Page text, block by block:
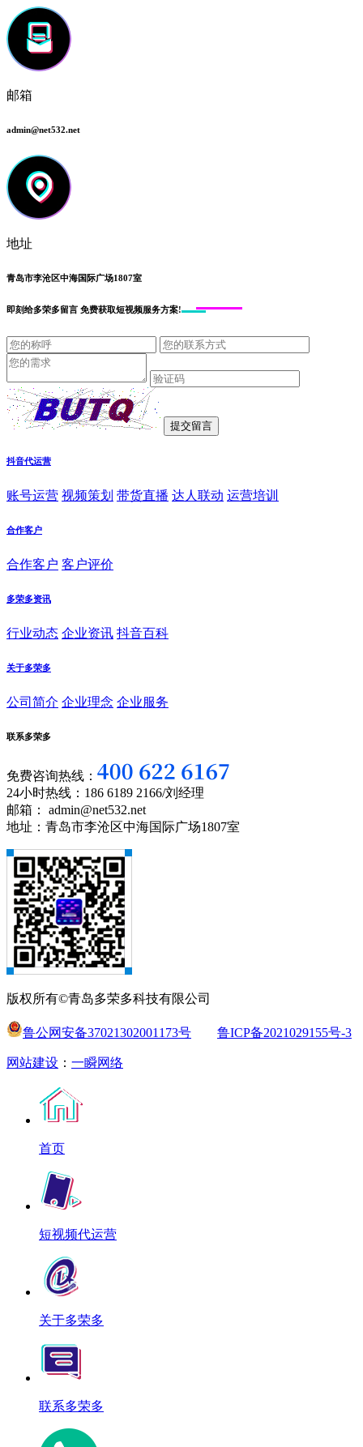
邮箱
admin@net532.net
地址
青岛市李沧区中海国际广场1807室
即刻给多荣多留言 免费获取短视频服务方案!
抖音代运营
账号运营 视频策划 带货直播 达人联动 运营培训
合作客户
合作客户 客户评价
多荣多资讯
行业动态 企业资讯 抖音百科
关于多荣多
公司简介 企业理念 企业服务
联系多荣多
免费咨询热线：
24小时热线：186 6189 2166/刘经理
邮箱： admin@net532.net
地址：青岛市李沧区中海国际广场1807室
版权所有©青岛多荣多科技有限公司
鲁公网安备37021302001173号 鲁ICP备2021029155号-3
网站建设 ： 一瞬网络
首页
短视频代运营
关于多荣多
联系多荣多